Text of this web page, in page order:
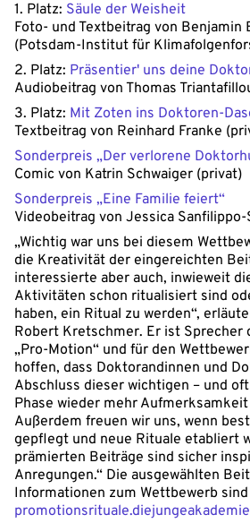
1. Platz: Säule der Weisheit
Foto- und Textbeitrag von Benjamin
(Potsdam-Institut für
2. Platz: Präsentier' uns deine
Audiobeitrag von Thomas
3. Platz: Mit Zoten ins Doktoren-
Textbeitrag von Reinhard Franke
Sonderpreis „Der verlorene
Comic von Katrin Schwaiger (privat)
Sonderpreis „Eine Familie feiert“
Videobeitrag von Jessica
„Wichtig war uns bei diesem
die Kreativität der eingereichten
interessierte aber auch, inwieweit
Aktivitäten schon ritualisiert sind
haben, ein Ritual zu werden“,
Robert Kretschmer. Er ist Sprecher
„Pro-Motion“ und für den
hoffen, dass Doktorandinnen und
Abschluss dieser wichtigen – und
Phase wieder mehr
Außerdem freuen wir uns, wenn
gepflegt und neue Rituale etabliert
prämierten Beiträge sind sicher
Anregungen.“ Die ausgewählten
Informationen zum Wettbewerb